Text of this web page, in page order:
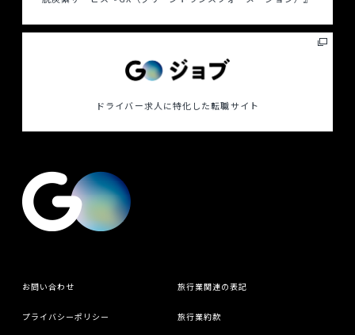
ドライバー求人に特化した転職サイト
お問い合わせ 旅行業関連の表記
プライバシーポリシー 旅行業約款